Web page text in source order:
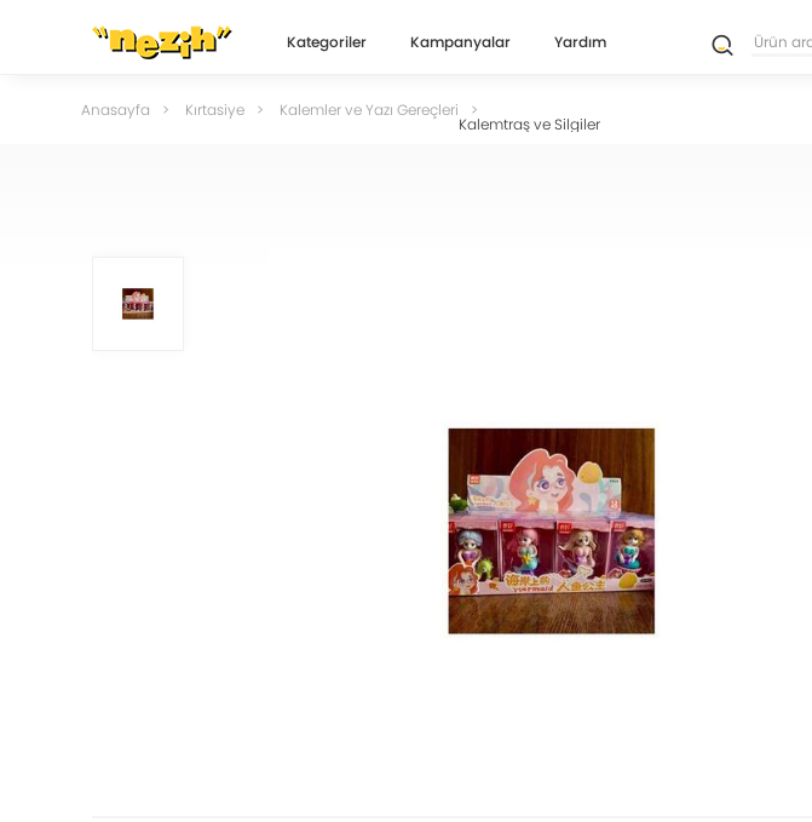
Kategoriler Kampanyalar Yardım
Anasayfa Kırtasiye Kalemler ve Yazı Gereçleri
Kalemtraş ve Silgiler